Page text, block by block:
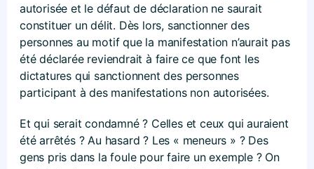
autorisée et le défaut de déclaration ne saurait
constituer un délit. Dès lors, sanctionner des
personnes au motif que la manifestation n’aurait pas
été déclarée reviendrait à faire ce que font les
dictatures qui sanctionnent des personnes
participant à des manifestations non autorisées.
Et qui serait condamné ? Celles et ceux qui auraient
été arrêtés ? Au hasard ? Les « meneurs » ? Des
gens pris dans la foule pour faire un exemple ? On